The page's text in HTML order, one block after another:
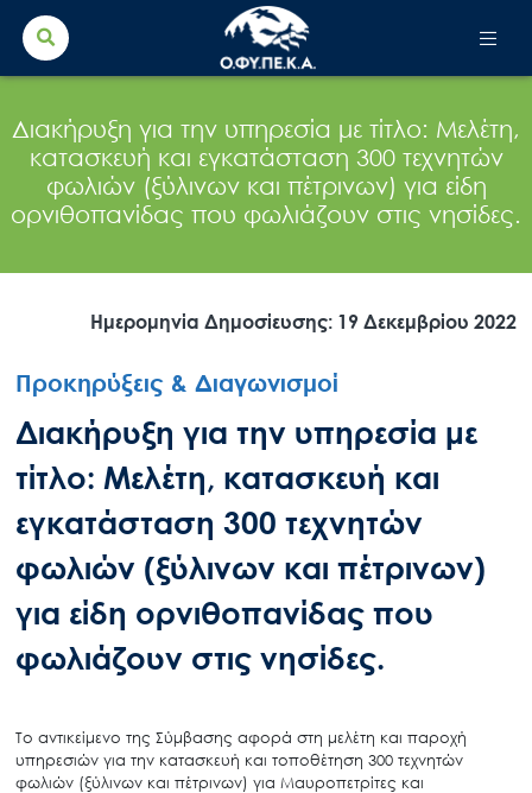
Search
for:
Διακήρυξη για την υπηρεσία με τίτλο: Μελέτη,
κατασκευή και εγκατάσταση 300 τεχνητών
φωλιών (ξύλινων και πέτρινων) για είδη
ορνιθοπανίδας που φωλιάζουν στις νησίδες.
Ημερομηνία Δημοσίευσης: 19 Δεκεμβρίου 2022
Προκηρύξεις & Διαγωνισμοί
Διακήρυξη για την υπηρεσία με
τίτλο: Μελέτη, κατασκευή και
εγκατάσταση 300 τεχνητών
φωλιών (ξύλινων και πέτρινων)
για είδη ορνιθοπανίδας που
φωλιάζουν στις νησίδες.
Το αντικείμενο της Σύμβασης αφορά στη μελέτη και παροχή
υπηρεσιών για την κατασκευή και τοποθέτηση 300 τεχνητών
φωλιών (ξύλινων και πέτρινων) για Μαυροπετρίτες και